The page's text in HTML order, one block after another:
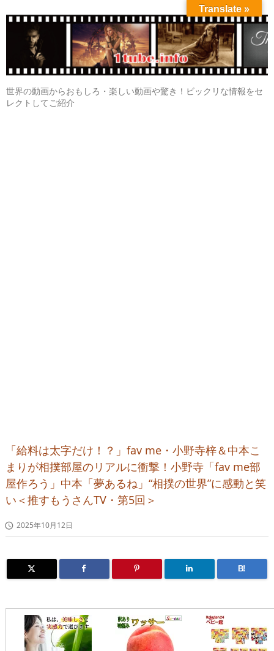
世界の動画からおもしろ・楽しい動画や驚き！ビックリな情報をセ
レクトしてご紹介
「給料は太字だけ！？」fav me・小野寺梓＆中本こ
まりが相撲部屋のリアルに衝撃！小野寺「fav me部
屋作ろう」中本「夢あるね」“相撲の世界”に感動と笑
い＜推すもうさんTV・第5回＞
 2025年10月12日
B!
Translate »